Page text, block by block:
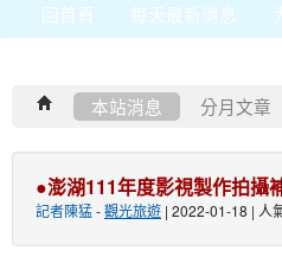
回首頁 每天最新消息
本站消息 分月文章
●澎湖111年度影視製作拍攝
記者陳猛-觀光旅遊 | 2022-01-18 | 人